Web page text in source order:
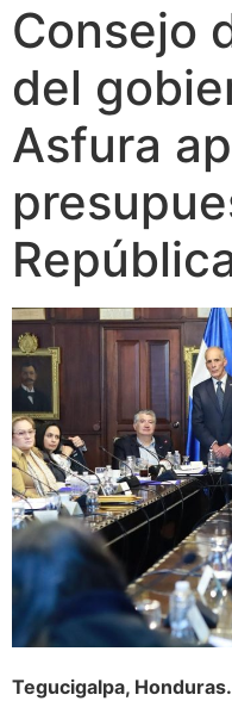
Consejo
del
Asfura
Tegucigalpa, Honduras.